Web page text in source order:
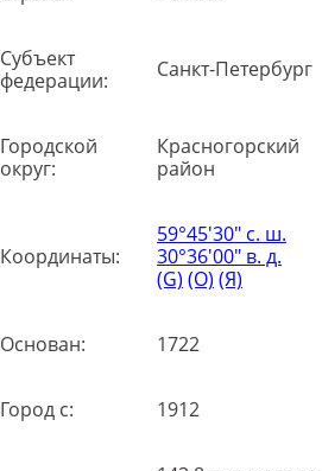
Субъект
федерации:
Санкт-Петербург
Городской
округ:
Красногорский
район
Координаты:
59°45′30″ с. ш.
30°36′00″ в. д.
(G) (O) (Я)
Основан: 1722
Город с: 1912